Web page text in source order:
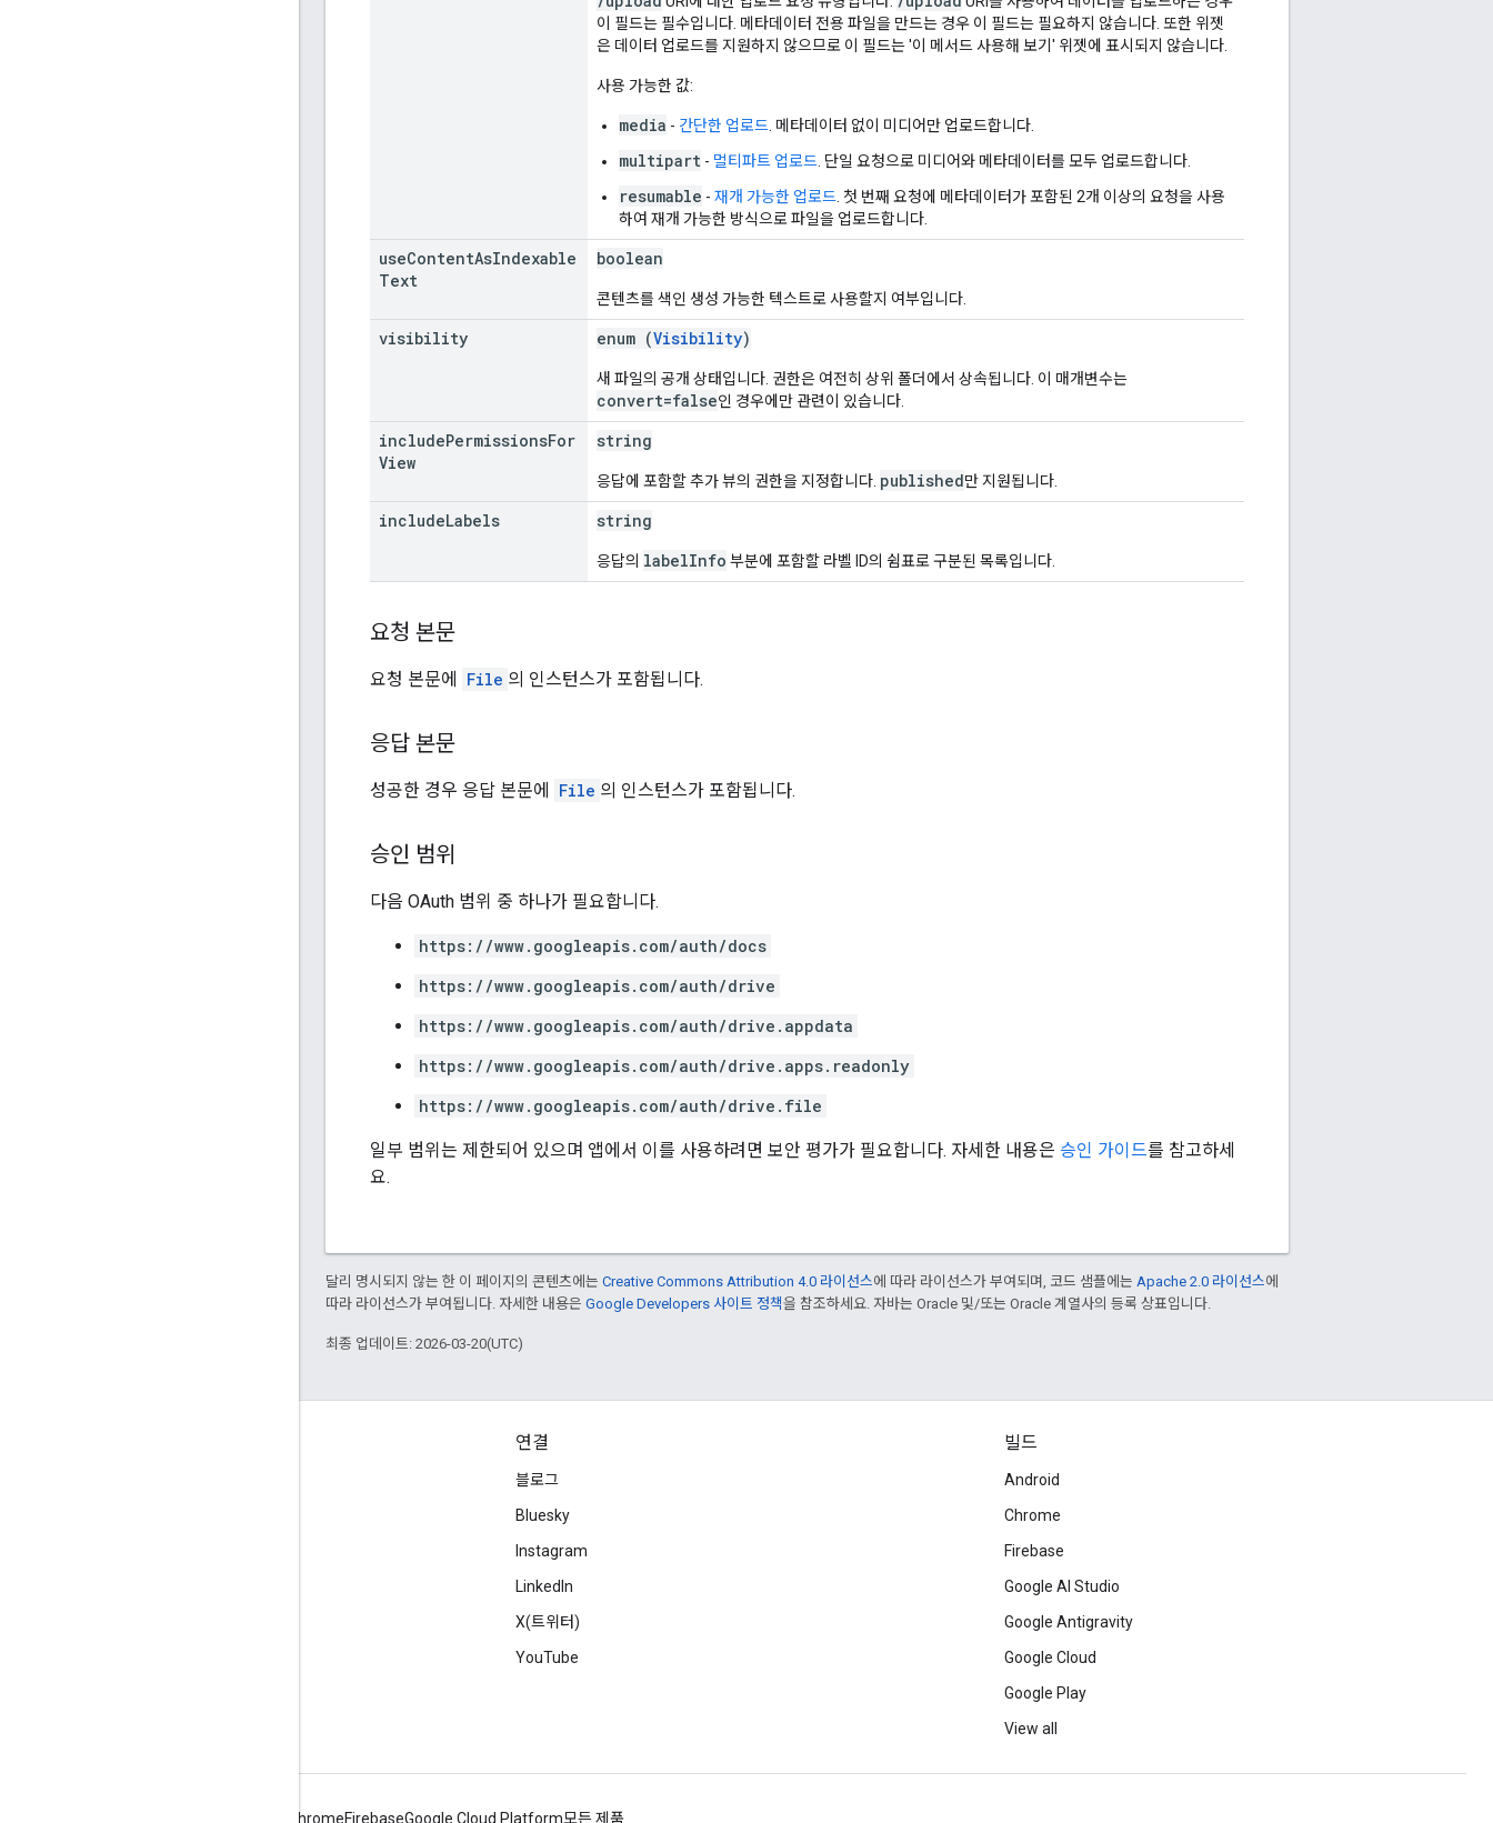
이 필드는 필수입니다. 메타데이터 전용 파일을 만드는 경우 이 필드는 필요하지 않습니다. 또한 위젯
은 데이터 업로드를 지원하지 않으므로 이 필드는 '이 메서드 사용해 보기' 위젯에 표시되지 않습니다.
사용 가능한 값:
media - 간단한 업로드 . 메타데이터 없이 미디어만 업로드합니다.
multipart - 멀티파트 업로드 . 단일 요청으로 미디어와 메타데이터를 모두 업로드합니다.
resumable - 재개 가능한 업로드 . 첫 번째 요청에 메타데이터가 포함된 2개 이상의 요청을 사용
하여 재개 가능한 방식으로 파일을 업로드합니다.
useContentAsIndexable
Text
boolean
콘텐츠를 색인 생성 가능한 텍스트로 사용할지 여부입니다.
visibility enum (Visibility)
새 파일의 공개 상태입니다. 권한은 여전히 상위 폴더에서 상속됩니다. 이 매개변수는
convert=false인 경우에만 관련이 있습니다.
includePermissionsFor
View
string
응답에 포함할 추가 뷰의 권한을 지정합니다. published만 지원됩니다.
includeLabels string
응답의 labelInfo 부분에 포함할 라벨 ID의 쉼표로 구분된 목록입니다.
요청 본문
요청 본문에 File 의 인스턴스가 포함됩니다.
응답 본문
성공한 경우 응답 본문에 File 의 인스턴스가 포함됩니다.
승인 범위
다음 OAuth 범위 중 하나가 필요합니다.
https://www.googleapis.com/auth/docs
https://www.googleapis.com/auth/drive
https://www.googleapis.com/auth/drive.appdata
https://www.googleapis.com/auth/drive.apps.readonly
https://www.googleapis.com/auth/drive.file
일부 범위는 제한되어 있으며 앱에서 이를 사용하려면 보안 평가가 필요합니다. 자세한 내용은 승인 가이드를 참고하세
요.
달리 명시되지 않는 한 이 페이지의 콘텐츠에는 Creative Commons Attribution 4.0 라이선스에 따라 라이선스가 부여되며, 코드 샘플에는 Apache 2.0 라이선스에
따라 라이선스가 부여됩니다. 자세한 내용은 Google Developers 사이트 정책을 참조하세요. 자바는 Oracle 및/또는 Oracle 계열사의 등록 상표입니다.
최종 업데이트: 2026-03-20(UTC)
연결
블로그
Bluesky
Instagram
LinkedIn
X(트위터)
YouTube
빌드
Android
Chrome
Firebase
Google AI Studio
Google Antigravity
Google Cloud
Google Play
View all
ChromeFirebaseGoogle Cloud Platform모든 제품